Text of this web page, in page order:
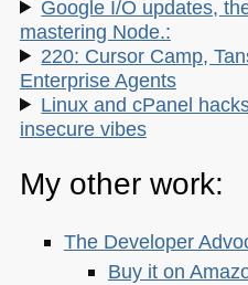
Google I/O updates,
mastering Node.:
220: Cursor Camp,
Enterprise Agents
Linux and cPanel
insecure vibes
My other work:
The Developer
Buy it on